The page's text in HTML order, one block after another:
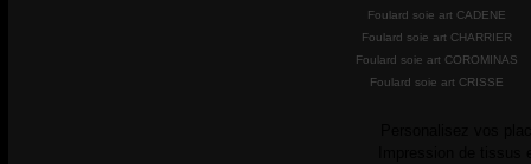
Foulard soie art CADENE
Foulard soie art CHARRIER
Foulard soie art COROMINAS
Foulard soie art CRISSE